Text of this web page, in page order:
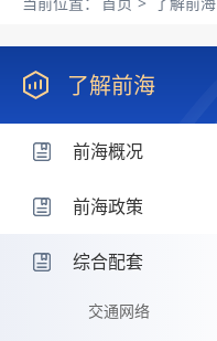
了解前海
前海概况
前海政策
综合配套
交通网络